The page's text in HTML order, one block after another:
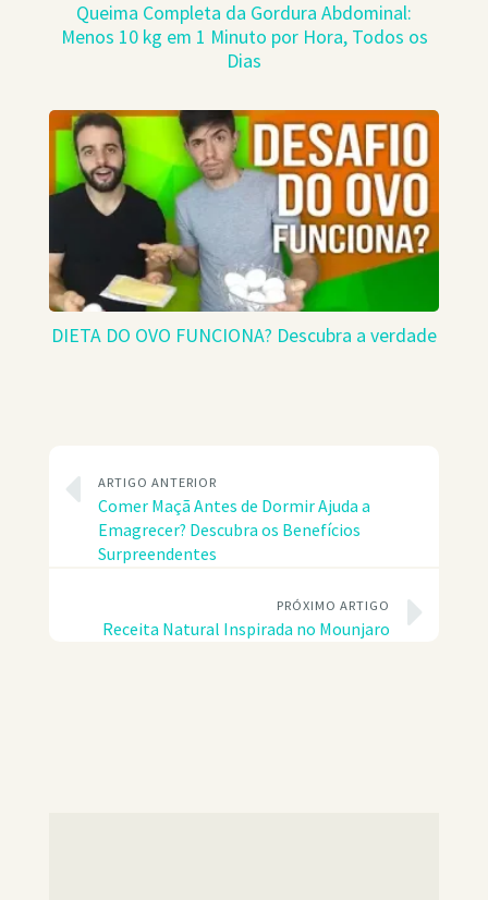
Queima Completa da Gordura Abdominal:
Menos 10 kg em 1 Minuto por Hora, Todos os
Dias
DIETA DO OVO FUNCIONA? Descubra a verdade
ARTIGO ANTERIOR
Comer Maçã Antes de Dormir Ajuda a
Emagrecer? Descubra os Benefícios
Surpreendentes
PRÓXIMO ARTIGO
Receita Natural Inspirada no Mounjaro